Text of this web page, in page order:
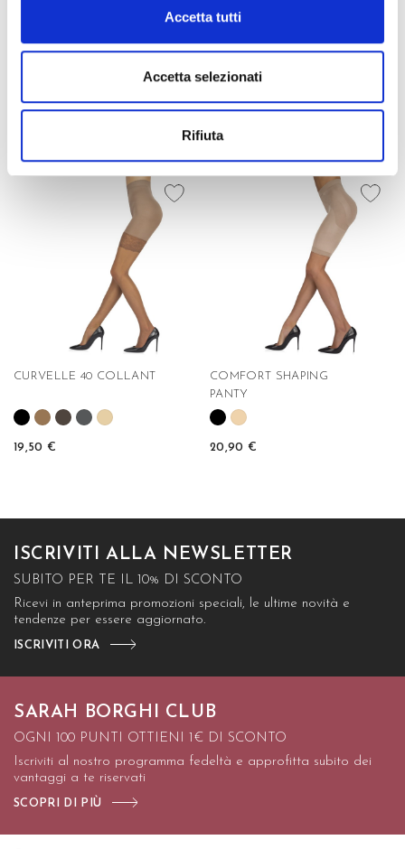
Accetta tutti
Accetta selezionati
Rifiuta
SILHOUETTE VITA ALTA
CURVELLE 40 COLLANT
19,50 €
favorite_border
COMFORT SHAPING
PANTY
20,90 €
favorite_border
ISCRIVITI ALLA NEWSLETTER
SUBITO PER TE IL 10% DI SCONTO
Ricevi in anteprima promozioni speciali, le ultime novità e
tendenze per essere aggiornato.
ISCRIVITI ORA
SARAH BORGHI CLUB
OGNI 100 PUNTI OTTIENI 1€ DI SCONTO
Iscriviti al nostro programma fedeltà e approfitta subito dei
vantaggi a te riservati
SCOPRI DI PIÙ